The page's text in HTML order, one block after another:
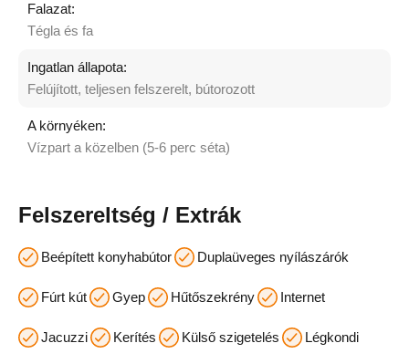
Falazat:
Tégla és fa
Ingatlan állapota:
Felújított, teljesen felszerelt, bútorozott
A környéken:
Vízpart a közelben (5-6 perc séta)
Felszereltség / Extrák
Beépített konyhabútor Duplaüveges nyílászárók
Fúrt kút Gyep Hűtőszekrény Internet
Jacuzzi Kerítés Külső szigetelés Légkondi